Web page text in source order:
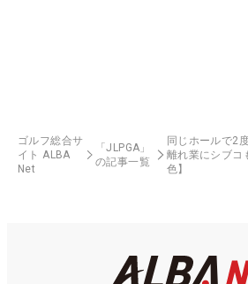
ゴルフ総合サ
イト ALBA
Net
「JLPGA」
の記事一覧
同じホールで2
離れ業にシブコ
色】